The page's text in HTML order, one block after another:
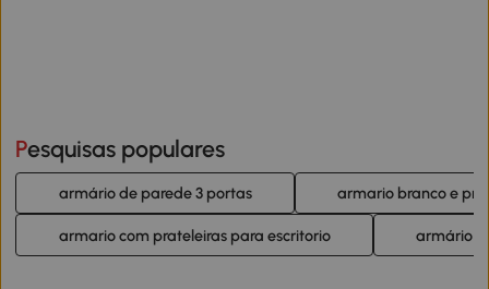
Pesquisas populares
armário de parede 3 portas armario branco e
armario com prateleiras para escritorio armário